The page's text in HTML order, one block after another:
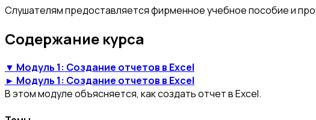
Слушателям предоставляется фирменное учебное пособие и
Содержание курса
▼ Модуль 1: Создание отчетов в Excel
► Модуль 1: Создание отчетов в Excel
В этом модуле объясняется, как создать отчет в Excel.